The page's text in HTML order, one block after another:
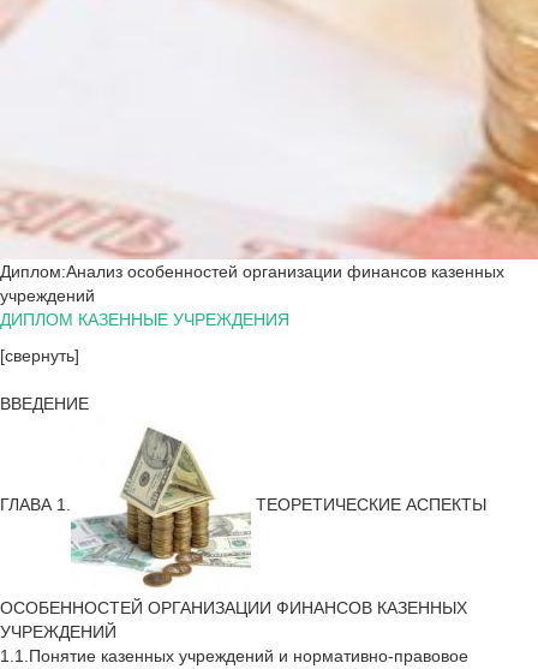
Диплом:Анализ особенностей организации финансов казенных
учреждений
ДИПЛОМ КАЗЕННЫЕ УЧРЕЖДЕНИЯ
[свернуть]
ВВЕДЕНИЕ
ГЛАВА 1. ТЕОРЕТИЧЕСКИЕ АСПЕКТЫ
ОСОБЕННОСТЕЙ ОРГАНИЗАЦИИ ФИНАНСОВ КАЗЕННЫХ
УЧРЕЖДЕНИЙ
1.1.Понятие казенных учреждений и нормативно-правовое